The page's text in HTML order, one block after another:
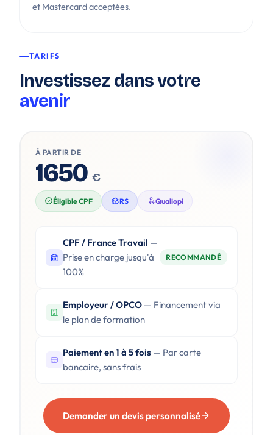
et Mastercard acceptées.
TARIFS
Investissez dans votre
avenir
À PARTIR DE
1650 €
Éligible CPF RS Qualiopi
CPF / France Travail —
Prise en charge jusqu'à
100%
RECOMMANDÉ
Employeur / OPCO — Financement via
le plan de formation
Paiement en 1 à 5 fois — Par carte
bancaire, sans frais
Demander un devis personnalisé